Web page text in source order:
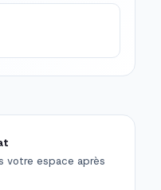
votre espace après